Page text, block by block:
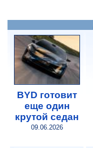
BYD готовит
еще один
крутой седан
09.06.2026